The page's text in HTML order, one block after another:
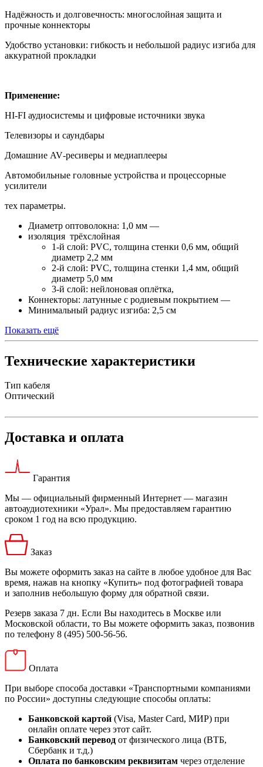
Надёжность и долговечность: многослойная защита и
прочные коннекторы
Удобство установки: гибкость и небольшой радиус изгиба для
аккуратной прокладки
Применение:
HI‑FI аудиосистемы и цифровые источники звука
Телевизоры и саундбары
Домашние AV‑ресиверы и медиаплееры
Автомобильные головные устройства и процессорные
усилители
тех параметры.
Диаметр оптоволокна: 1,0 мм —
изоляция трёхслойная
1-й слой: PVC, толщина стенки 0,6 мм, общий
диаметр 2,2 мм
2-й слой: PVC, толщина стенки 1,4 мм, общий
диаметр 5,0 мм
3-й слой: нейлоновая оплётка,
Коннекторы: латунные с родиевым покрытием —
Минимальный радиус изгиба: 2,5 см
Показать ещё
Технические характеристики
Тип кабеля
Оптический
Доставка и оплата
Гарантия
Мы — официальный фирменный Интернет — магазин
автоаудиотехники «Урал». Мы предоставляем гарантию
сроком 1 год на всю продукцию.
Заказ
Вы можете оформить заказ на сайте в любое удобное для Вас
время, нажав на кнопку «Купить» под фотографией товара
и заполнив небольшую форму для обратной связи.
Резерв заказа 7 дн. Если Вы находитесь в Москве или
Московской области, то Вы можете оформить заказ, позвонив
по телефону 8 (495) 500-56-56.
Оплата
При выборе способа доставки «Транспортными компаниями
по России» доступны следующие способы оплаты:
Банковской картой (Visa, Master Card, МИР) при
онлайн оплате через этот сайт.
Банковский перевод от физического лица (ВТБ,
Сбербанк и т.д.)
Оплата по банковским реквизитам через отделение